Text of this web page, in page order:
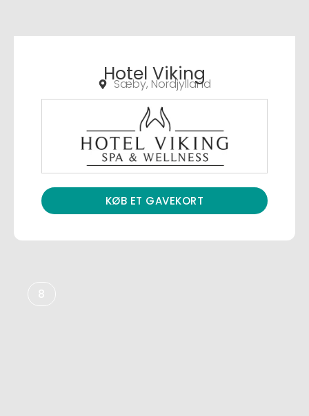
Hotel Viking
Sæby, Nordjylland
KØB ET GAVEKORT
8